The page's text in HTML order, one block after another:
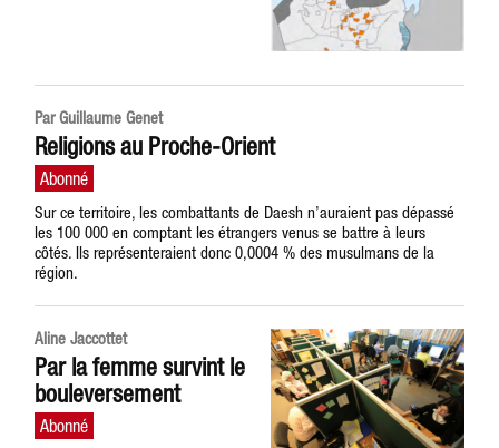
Par Guillaume Genet
Religions au Proche-Orient
Sur ce territoire, les combattants de Daesh n’auraient pas dépassé
les 100 000 en comptant les étrangers venus se battre à leurs
côtés. Ils représenteraient donc 0,0004 % des musulmans de la
région.
Aline Jaccottet
Par la femme survint le
bouleversement